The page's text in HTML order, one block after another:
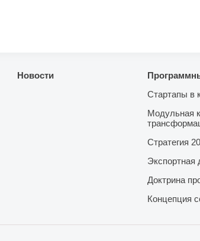
Новости
Стартапы в
Модульная
Стратегия
Экспортная
Доктрина
Концепция